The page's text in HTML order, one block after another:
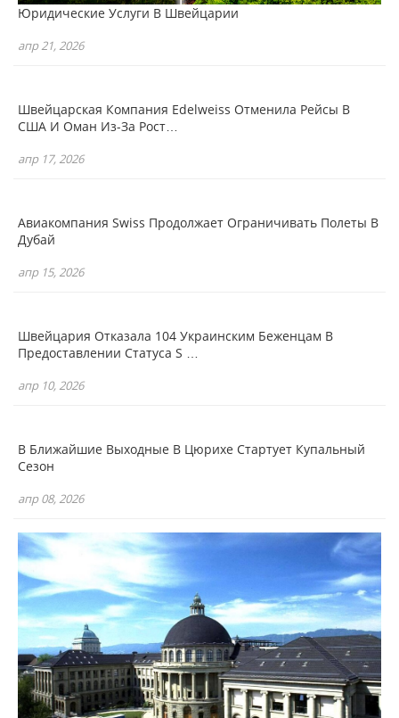
Юридические Услуги В Швейцарии
апр 21, 2026
Швейцарская Компания Edelweiss Отменила Рейсы В
США И Оман Из-За Рост…
апр 17, 2026
Авиакомпания Swiss Продолжает Ограничивать Полеты В
Дубай
апр 15, 2026
Швейцария Отказала 104 Украинским Беженцам В
Предоставлении Статуса S …
апр 10, 2026
В Ближайшие Выходные В Цюрихе Стартует Купальный
Сезон
апр 08, 2026